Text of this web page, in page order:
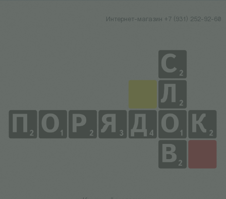
Интернет-магазин +7 (931) 252-92-60